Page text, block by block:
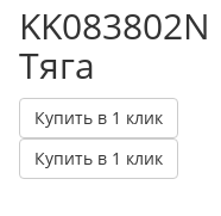
KK083802N
Тяга
Купить в 1 клик
Купить в 1 клик